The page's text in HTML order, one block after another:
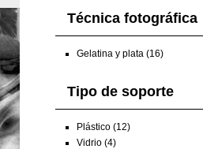
Técnica fotográfica
Gelatina y plata (16)
Tipo de soporte
Plástico (12)
Vidrio (4)